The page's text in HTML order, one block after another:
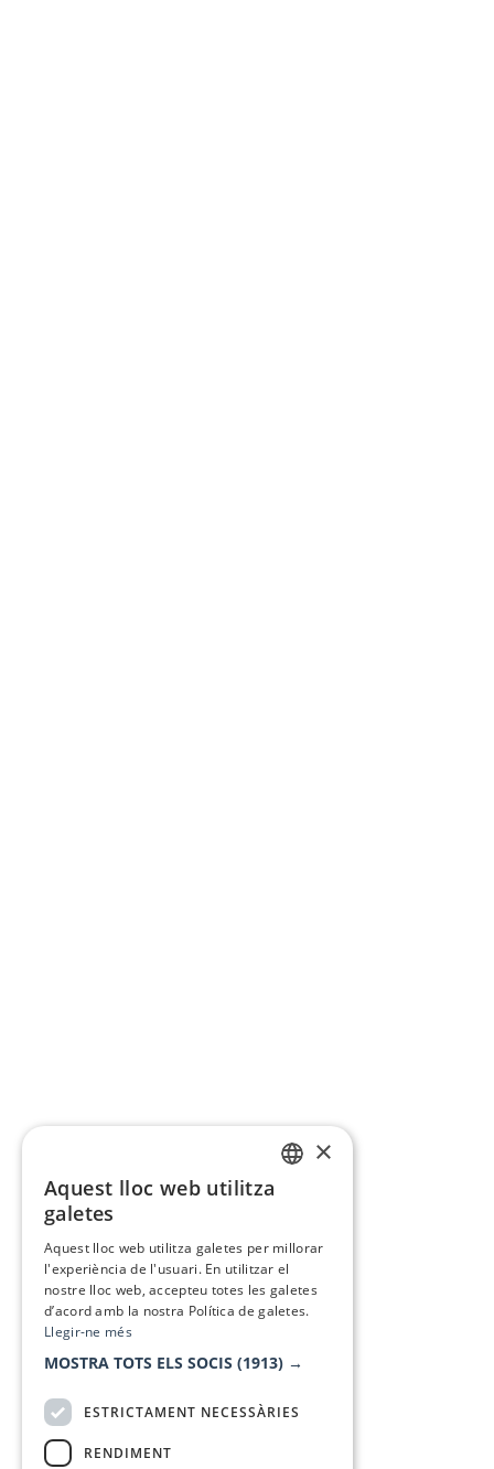
×
Aquest lloc web utilitza
galetes
Aquest lloc web utilitza galetes per millorar
l'experiència de l'usuari. En utilitzar el
nostre lloc web, accepteu totes les galetes
d’acord amb la nostra Política de galetes.
Llegir-ne més
MOSTRA TOTS ELS SOCIS (1913) →
ESTRICTAMENT NECESSÀRIES
RENDIMENT